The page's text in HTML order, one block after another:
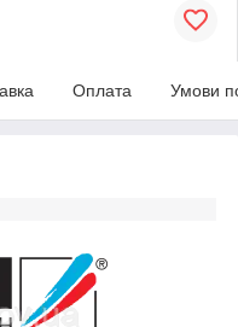
Оплата Умови